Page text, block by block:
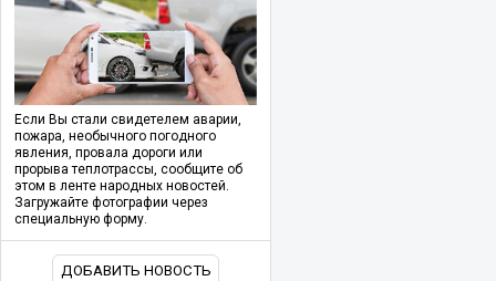
Если Вы стали свидетелем аварии,
пожара, необычного погодного
явления, провала дороги или
прорыва теплотрассы, сообщите об
этом в ленте народных новостей.
Загружайте фотографии через
специальную форму.
ДОБАВИТЬ НОВОСТЬ